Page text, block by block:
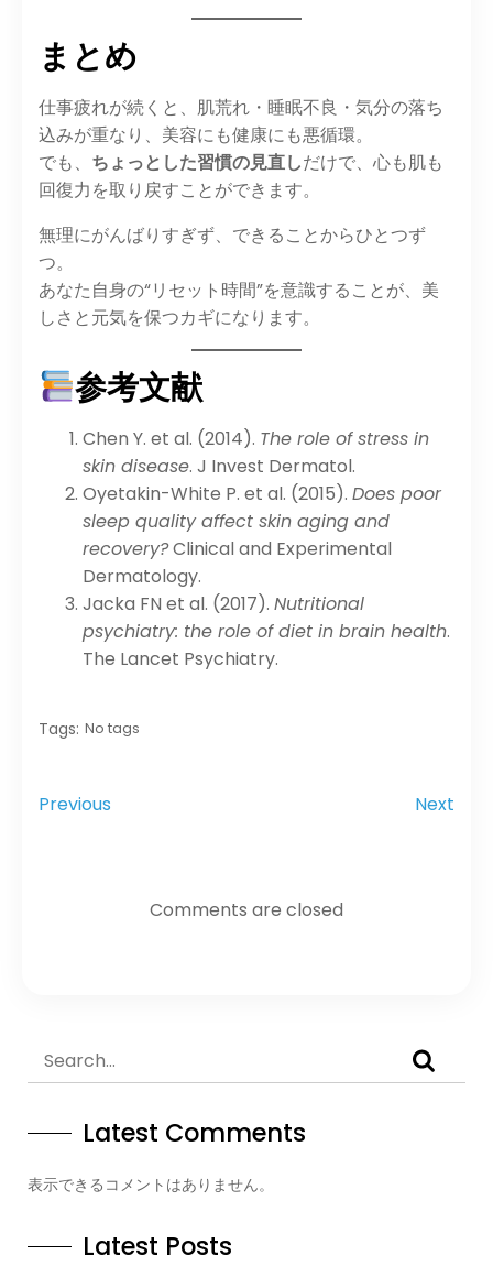
まとめ
仕事疲れが続くと、肌荒れ・睡眠不良・気分の落ち
込みが重なり、美容にも健康にも悪循環。
でも、 ちょっとした習慣の見直しだけで、心も肌も
回復力を取り戻すことができます。
無理にがんばりすぎず、できることからひとつず
つ。
あなた自身の“リセット時間”を意識することが、美
しさと元気を保つカギになります。
参考文献
Chen Y. et al. (2014). The role of stress in
skin disease. J Invest Dermatol.
Oyetakin-White P. et al. (2015). Does poor
sleep quality affect skin aging and
recovery?Clinical and Experimental
Dermatology.
Jacka FN et al. (2017). Nutritional
psychiatry: the role of diet in brain health.
The Lancet Psychiatry.
Tags: No tags
Previous Next
Comments are closed
Latest Comments
表示できるコメントはありません。
Latest Posts